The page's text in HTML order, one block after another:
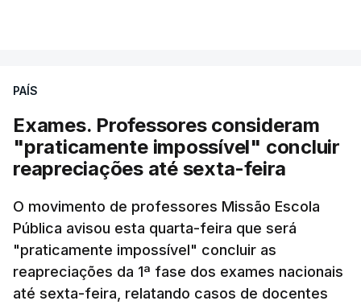
No primeiro dia do concurso deste ano, apenas
304 alunos tinham apresentado candidatura, muito
abaixo dos 10 mil que o tinham feito no primeiro dia
do concurso do ano passado.
Pela primeira vez este ano, quase 300 mil exames
nacionais do ensino secundário foram avaliados
em formato digital, mas o processo registou várias
falhas técnicas, obrigando ao adiamento por
alguns dias da divulgação das notas.
PAÍS
Exames. Professores consideram
"praticamente impossível" concluir
reapreciações até sexta-feira
O movimento de professores Missão Escola
Pública avisou esta quarta-feira que será
"praticamente impossível" concluir as
reapreciações da 1ª fase dos exames nacionais
até sexta-feira, relatando casos de docentes